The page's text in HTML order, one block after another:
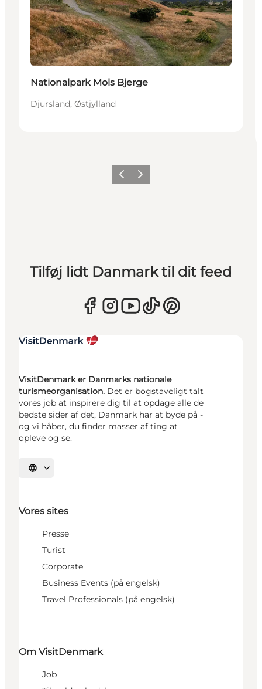
Nationalpark Mols Bjerge
Djursland, Østjylland
ForrigeNæste
Tilføj lidt Danmark til dit feed
VisitDenmark er Danmarks nationale
turismeorganisation. Det er bogstaveligt talt
vores job at inspirere dig til at opdage alle de
bedste sider af det, Danmark har at byde på -
og vi håber, du finder masser af ting at
opleve og se.
Vælg sprog
Vores sites
Presse
Turist
Corporate
Business Events (på engelsk)
Travel Professionals (på engelsk)
Om VisitDenmark
Job